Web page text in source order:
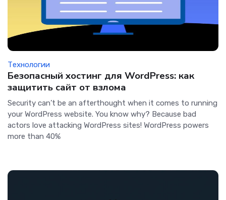
Технологии
Безопасный хостинг для WordPress: как
защитить сайт от взлома
Security can’t be an afterthought when it comes to running
your WordPress website. You know why? Because bad
actors love attacking WordPress sites! WordPress powers
more than 40%